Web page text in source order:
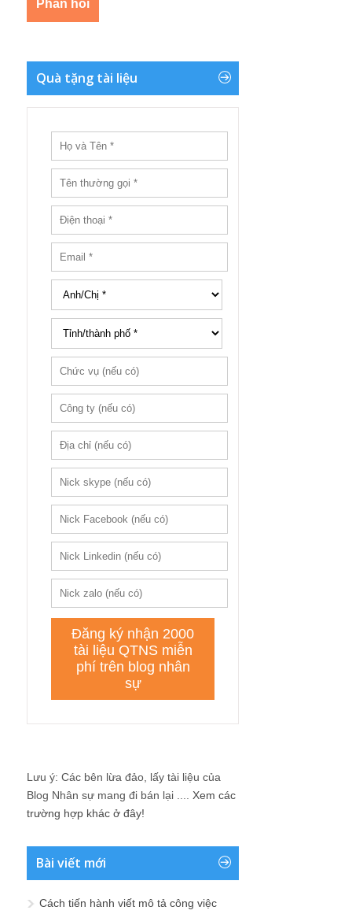
Quà tặng tài liệu
Lưu ý: Các bên lừa đảo, lấy tài liệu của
Blog Nhân sự mang đi bán lại .... Xem các
trường hợp khác ở đây!
Bài viết mới
Cách tiến hành viết mô tả công việc